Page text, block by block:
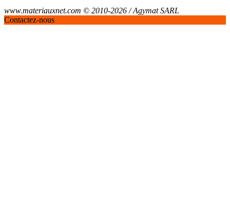
www.materiauxnet.com © 2010-2026 / Agymat SARL
Contactez-nous